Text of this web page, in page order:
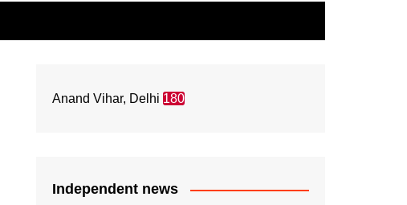
Anand Vihar, Delhi 180
Independent news